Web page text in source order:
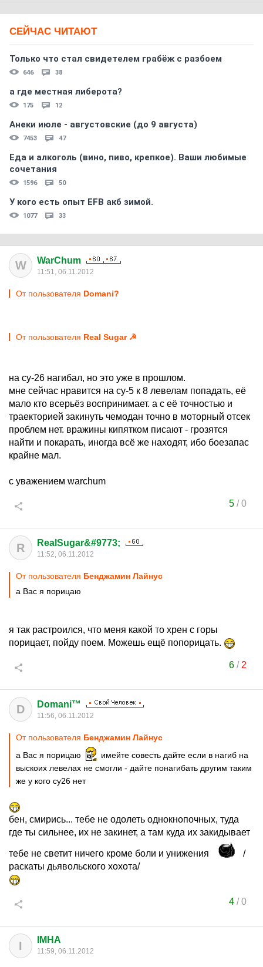
СЕЙЧАС ЧИТАЮТ
Только что стал свидетелем грабёж с разбоем
646 38
а где местная либерота?
175 12
Анеки июле - августовские (до 9 августа)
7453 47
Еда и алкоголь (вино, пиво, крепкое). Ваши любимые
сочетания
1596 50
У кого есть опыт EFB акб зимой.
1077 33
W WarChum
11:51, 06.11.2012
От пользователя Domani?
От пользователя Real Sugar ☭
на су-26 нагибал, но это уже в прошлом.
мне сейчас нравится на су-5 к 8 левелам попадать, её
мало кто всерьёз воспринимает. а с её точностью и
траекторией закинуть чемодан точно в моторный отсек
проблем нет. вражины кипятком писают - грозятся
найти и покарать, иногда всё же находят, ибо боезапас
крайне мал.
с уважением warchum
5/0
R RealSugar&#9773;
11:52, 06.11.2012
От пользователя Бенджамин Лайнус
а Вас я порицаю
я так растроился, что меня какой то хрен с горы
порицает, пойду поем. Можешь ещё попорицать.
6/ 2
D Domani™
11:56, 06.11.2012
От пользователя Бенджамин Лайнус
а Вас я порицаю
имейте совесть дайте если в нагиб на
выскоих левелах не смогли - дайте понагибать другим таким
же у кого су26 нет
бен, смирись... тебе не одолеть однокнопочных, туда
где ты сильнее, их не закинет, а там куда их закидывает
тебе не светит ничего кроме боли и унижения
/
раскаты дьявольского хохота/
4/0
I IMHA
11:59, 06.11.2012